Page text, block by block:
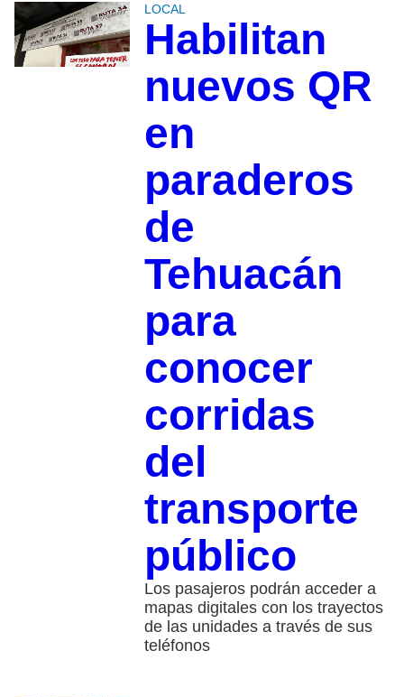
LOCAL
Habilitan
nuevos QR
en
paraderos
de
Tehuacán
para
conocer
corridas
del
transporte
público
Los pasajeros podrán acceder a
mapas digitales con los trayectos
de las unidades a través de sus
teléfonos